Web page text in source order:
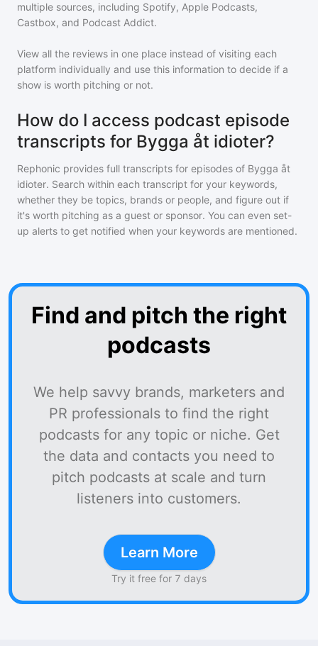
multiple sources, including Spotify, Apple Podcasts,
Castbox, and Podcast Addict.
View all the reviews in one place instead of visiting each
platform individually and use this information to decide if a
show is worth pitching or not.
How do I access podcast episode
transcripts for Bygga åt idioter?
Rephonic provides full transcripts for episodes of Bygga åt
idioter. Search within each transcript for your keywords,
whether they be topics, brands or people, and figure out if
it's worth pitching as a guest or sponsor. You can even set-
up alerts to get notified when your keywords are mentioned.
Find and pitch the right
podcasts
We help savvy brands, marketers and
PR professionals to find the right
podcasts for any topic or niche. Get
the data and contacts you need to
pitch podcasts at scale and turn
listeners into customers.
Learn More
Try it free for 7 days